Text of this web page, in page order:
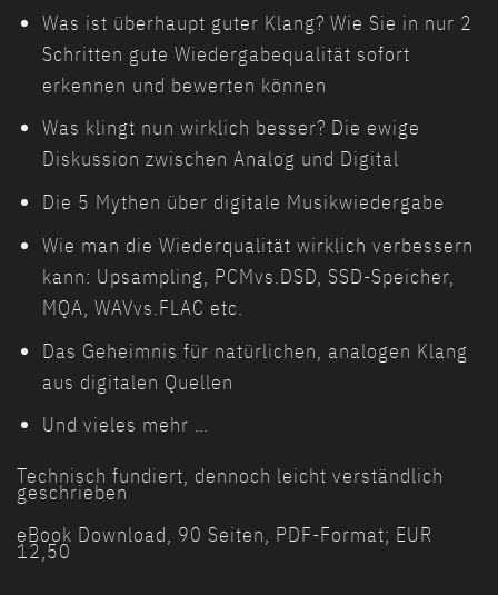
Was ist überhaupt guter Klang? Wie Sie in nur 2
Schritten gute Wiedergabequalität sofort
erkennen und bewerten können
Was klingt nun wirklich besser? Die ewige
Diskussion zwischen Analog und Digital
Die 5 Mythen über digitale Musikwiedergabe
Wie man die Wiederqualität wirklich verbessern
kann: Upsampling, PCMvs.DSD, SSD-Speicher,
MQA, WAVvs.FLAC etc.
Das Geheimnis für natürlichen, analogen Klang
aus digitalen Quellen
Und vieles mehr …
Technisch fundiert, dennoch leicht verständlich
geschrieben
eBook Download, 90 Seiten, PDF-Format; EUR
12,50